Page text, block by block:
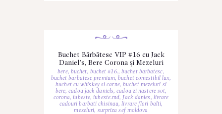
Buchet Bărbătesc VIP #16 cu Jack
Daniel’s, Bere Corona și Mezeluri
bere, buchet, buchet #16., buchet barbatesc,
buchet barbatesc premium,buchet comestibil lux,
buchet cu whiskey si carne, buchet mezeluri si
bere,cadou jack daniels,cadou zi nastere sot,
corona,iubeste,iubeste.md, Jack danies, livrare
cadouri barbati chisinau,livrare flori balti,
mezeluri, surpriza sef moldova